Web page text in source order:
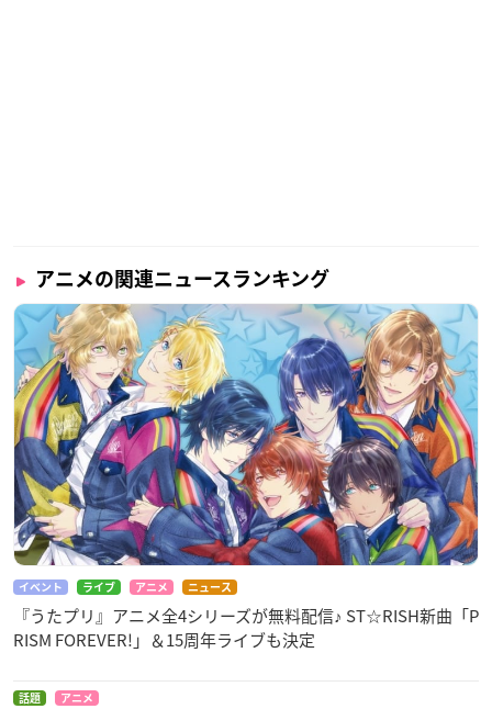
アニメの関連ニュースランキング
イベント ライブ アニメ ニュース
『うたプリ』アニメ全4シリーズが無料配信♪ ST☆RISH新曲「P
RISM FOREVER!」＆15周年ライブも決定
話題 アニメ